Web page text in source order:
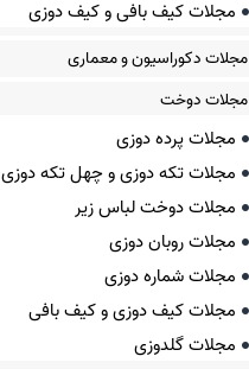
مجلات کیف بافی و کیف دوزی
مجلات دکوراسیون و معماری
مجلات دوخت
مجلات پرده دوزی
مجلات تکه دوزی و چهل تکه دوزی
مجلات دوخت لباس زیر
مجلات روبان دوزی
مجلات شماره دوزی
مجلات کیف دوزی و کیف بافی
مجلات گلدوزی